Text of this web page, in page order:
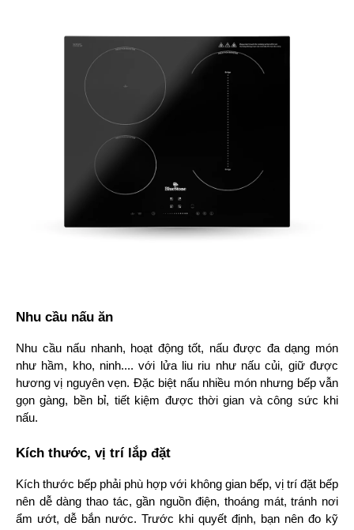
Nhu cầu nấu ăn
Nhu cầu nấu nhanh, hoạt động tốt, nấu được đa dạng món
như hầm, kho, ninh.... với lửa liu riu như nấu củi, giữ được
hương vị nguyên vẹn. Đặc biệt nấu nhiều món nhưng bếp vẫn
gọn gàng, bền bỉ, tiết kiệm được thời gian và công sức khi
nấu.
Kích thước, vị trí lắp đặt
Kích thước bếp phải phù hợp với không gian bếp, vị trí đặt bếp
nên dễ dàng thao tác, gần nguồn điện, thoáng mát, tránh nơi
ẩm ướt, dễ bắn nước. Trước khi quyết định, bạn nên đo kỹ